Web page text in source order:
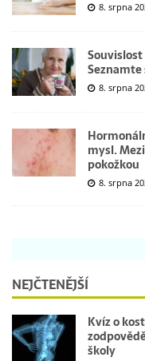
8. srpna
8. srpna
mysl.
pokožkou
8. srpna
NEJČTENĚJŠÍ
Kvíz o
školy